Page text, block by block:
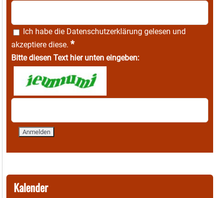
Ich habe die Datenschutzerklärung gelesen und
akzeptiere diese. *
Bitte diesen Text hier unten eingeben:
Kalender